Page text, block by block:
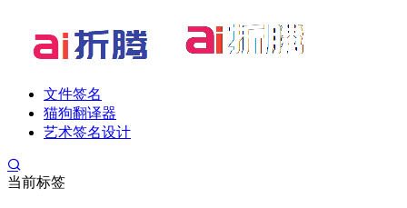
文件签名
猫狗翻译器
艺术签名设计
当前标签